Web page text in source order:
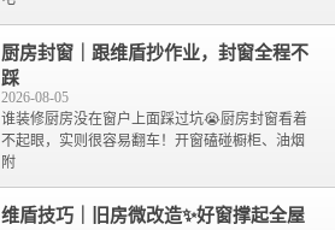
厨房封窗｜跟维盾抄作业，封窗全程不
踩
2026-08-05
谁装修厨房没在窗户上面踩过坑😭厨房封窗看着
不起眼，实则很容易翻车！开窗磕碰橱柜、油烟
附
维盾技巧｜旧房微改造✨好窗撑起全屋